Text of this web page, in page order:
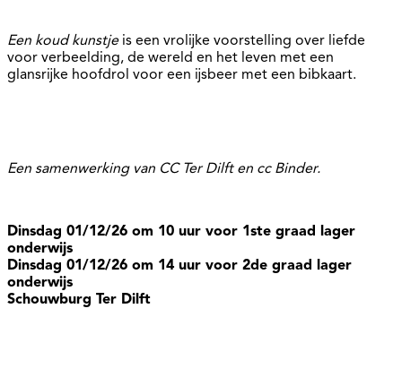
Een koud kunstjeis een vrolijke voorstelling over liefde
voor verbeelding, de wereld en het leven met een
glansrijke hoofdrol voor een ijsbeer met een bibkaart.
Een samenwerking van CC Ter Dilft en cc Binder.
Dinsdag 01/12/26 om 10 uur voor 1ste graad lager
onderwijs
Dinsdag 01/12/26 om 14 uur voor 2de graad lager
onderwijs
Schouwburg Ter Dilft